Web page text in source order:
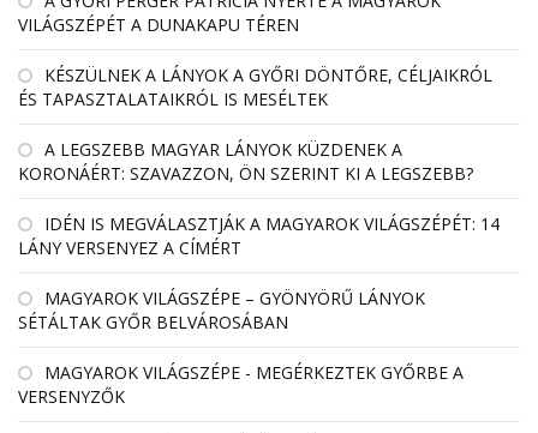
VILÁGSZÉPÉT A DUNAKAPU TÉREN
KÉSZÜLNEK A LÁNYOK A GYŐRI DÖNTŐRE, CÉLJAIKRÓL
ÉS TAPASZTALATAIKRÓL IS MESÉLTEK
A LEGSZEBB MAGYAR LÁNYOK KÜZDENEK A
KORONÁÉRT: SZAVAZZON, ÖN SZERINT KI A LEGSZEBB?
IDÉN IS MEGVÁLASZTJÁK A MAGYAROK VILÁGSZÉPÉT: 14
LÁNY VERSENYEZ A CÍMÉRT
MAGYAROK VILÁGSZÉPE – GYÖNYÖRŰ LÁNYOK
SÉTÁLTAK GYŐR BELVÁROSÁBAN
MAGYAROK VILÁGSZÉPE - MEGÉRKEZTEK GYŐRBE A
VERSENYZŐK